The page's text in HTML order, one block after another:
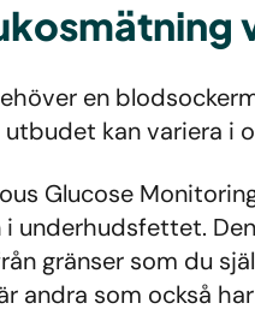
en
kan variera i
Glucose
i underhudsfettet.
gränser som du
andra som också